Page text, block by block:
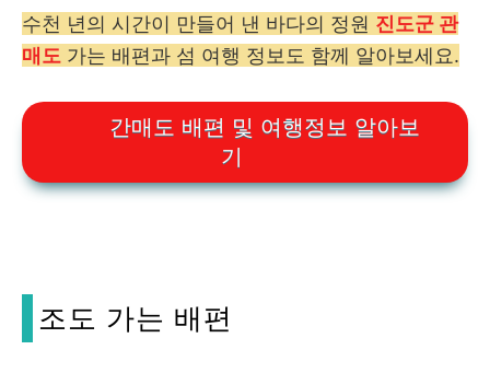
수천 년의 시간이 만들어 낸 바다의 정원 진도군 관
매도 가는 배편과 섬 여행 정보도 함께 알아보세요.
간매도 배편 및 여행정보 알아보
기
조도 가는 배편